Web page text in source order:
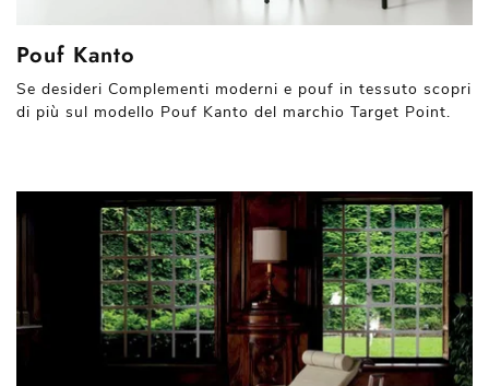
Pouf Kanto
Se desideri Complementi moderni e pouf in tessuto scopri
di più sul modello Pouf Kanto del marchio Target Point.